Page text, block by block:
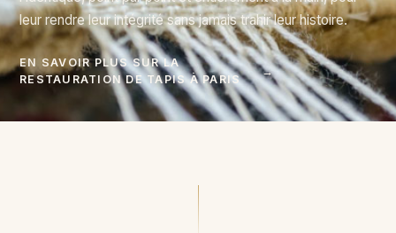
leur rendre leur intégrité sans jamais trahir leur histoire.
EN SAVOIR PLUS SUR LA
RESTAURATION DE TAPIS À PARIS
→